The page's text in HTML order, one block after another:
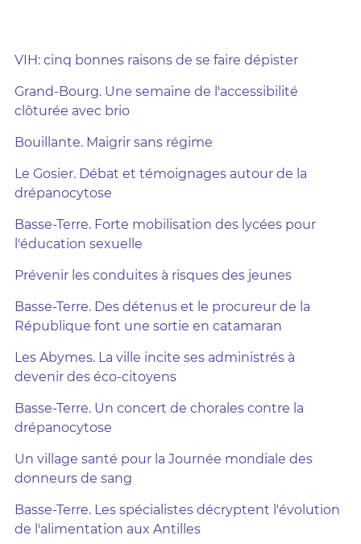
VIH: cinq bonnes raisons de se faire dépister
Grand-Bourg. Une semaine de l'accessibilité
clôturée avec brio
Bouillante. Maigrir sans régime
Le Gosier. Débat et témoignages autour de la
drépanocytose
Basse-Terre. Forte mobilisation des lycées pour
l'éducation sexuelle
Prévenir les conduites à risques des jeunes
Basse-Terre. Des détenus et le procureur de la
République font une sortie en catamaran
Les Abymes. La ville incite ses administrés à
devenir des éco-citoyens
Basse-Terre. Un concert de chorales contre la
drépanocytose
Un village santé pour la Journée mondiale des
donneurs de sang
Basse-Terre. Les spécialistes décryptent l'évolution
de l'alimentation aux Antilles